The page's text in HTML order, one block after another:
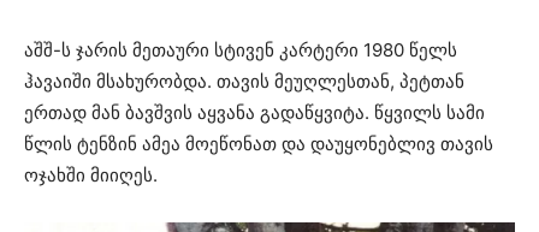
აშშ-ს ჯარის მეთაური სტივენ კარტერი 1980 წელს
ჰავაიში მსახურობდა. თავის მეუღლესთან, პეტთან
ერთად მან ბავშვის აყვანა გადაწყვიტა. წყვილს სამი
წლის ტენზინ ამეა მოეწონათ და დაუყონებლივ თავის
ოჯახში მიიღეს.